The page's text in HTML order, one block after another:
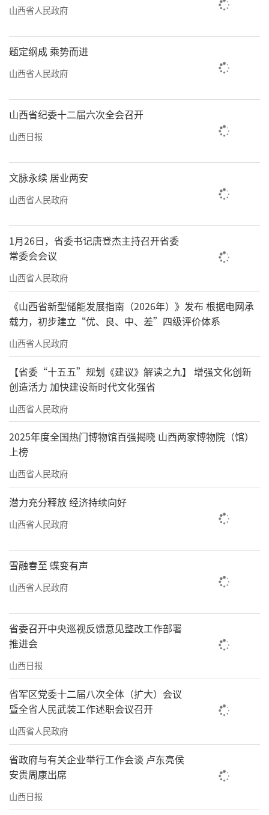
山西省人民政府
题定纲成 乘势而进
山西省人民政府
山西省纪委十二届六次全会召开
山西日报
文脉永续 居业两安
山西省人民政府
1月26日，省委书记唐登杰主持召开省委
常委会会议
山西省人民政府
《山西省新型储能发展指南（2026年）》发布 根据电网承
载力，初步建立“优、良、中、差”四级评价体系
山西省人民政府
【省委“十五五”规划《建议》解读之九】 增强文化创新
创造活力 加快建设新时代文化强省
山西省人民政府
2025年度全国热门博物馆百强揭晓 山西两家博物院（馆）
上榜
山西省人民政府
潜力充分释放 经济持续向好
山西省人民政府
雪融春至 蝶变有声
山西省人民政府
省委召开中央巡视反馈意见整改工作部署
推进会
山西日报
省军区党委十二届八次全体（扩大）会议
暨全省人民武装工作述职会议召开
山西省人民政府
省政府与有关企业举行工作会谈 卢东亮侯
安贵周康出席
山西日报